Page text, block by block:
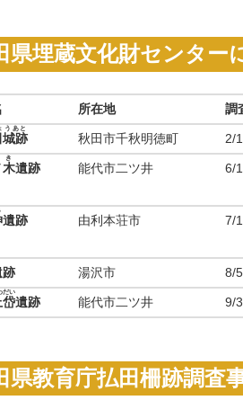
県埋蔵文化財センター
所在地 調
跡
うあと
秋田市千秋明徳町 2/
木遺跡 能代市二ツ井 6/
遺跡 由利本荘市 7/
湯沢市 8/
岱
だい
遺跡 能代市二ツ井 9/
県教育庁払田柵跡調査